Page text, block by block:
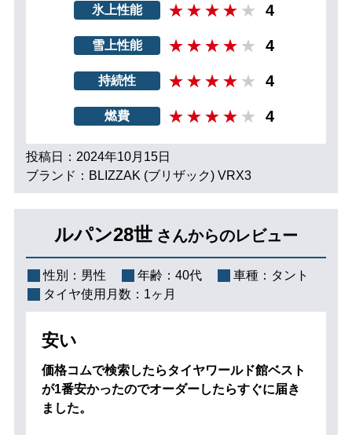
氷上性能 4
雪上性能 4
持続性 4
燃費 4
投稿日：2024年10月15日
ブランド：BLIZZAK (ブリザック) VRX3
ルパン28世 さんからのレビュー
性別： 男性 年齢： 40代 車種： タント
タイヤ使用月数： 1ヶ月
安い
価格コムで検索したらタイヤワールド館ベスト
が1番安かったのでオーダーしたらすぐに届き
ました。